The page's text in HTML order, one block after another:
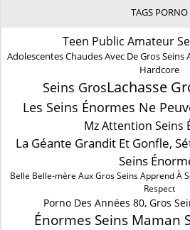
TAGS PORNO
Teen Public Amateur
Adolescentes Chaudes Avec De Gros Seins
Hardcore
Seins GrosLachasse
Les Seins Énormes Ne
Mz Attention Seins
La Géante Grandit Et Gonfle,
Seins
Belle Belle-mère Aux Gros Seins Apprend À
Respect
Porno Des Années 80, Gros
Énormes Seins Maman